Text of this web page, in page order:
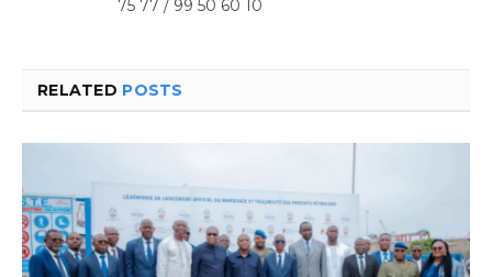
75 77 / 99 50 60 10
RELATED POSTS